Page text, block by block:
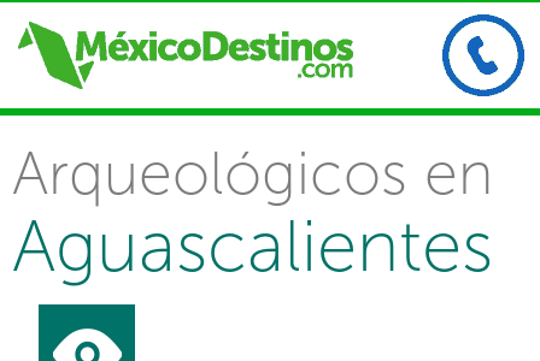
Arqueológicos en
Aguascalientes